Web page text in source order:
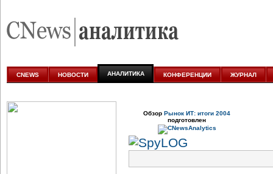
аналитике
CNEWS НОВОСТИ АНАЛИТИКА КОНФЕРЕНЦИИ ЖУРНАЛ
Обзор Рынок ИТ: итоги 2004
подготовлен